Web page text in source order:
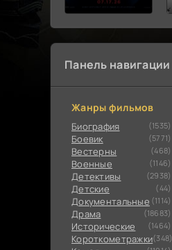
Панель навигации
Жанры фильмов
Биография (1535)
Боевик (5771)
Вестерны (468)
Военные (1146)
Детективы (2938)
Детские (44)
Документальные (1114)
Драма (18683)
Исторические (1464)
Короткометражки(348)